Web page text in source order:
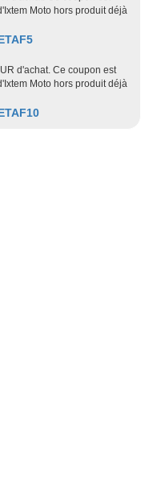
Moto hors produit déjà
d'achat. Ce coupon est
Moto hors produit déjà